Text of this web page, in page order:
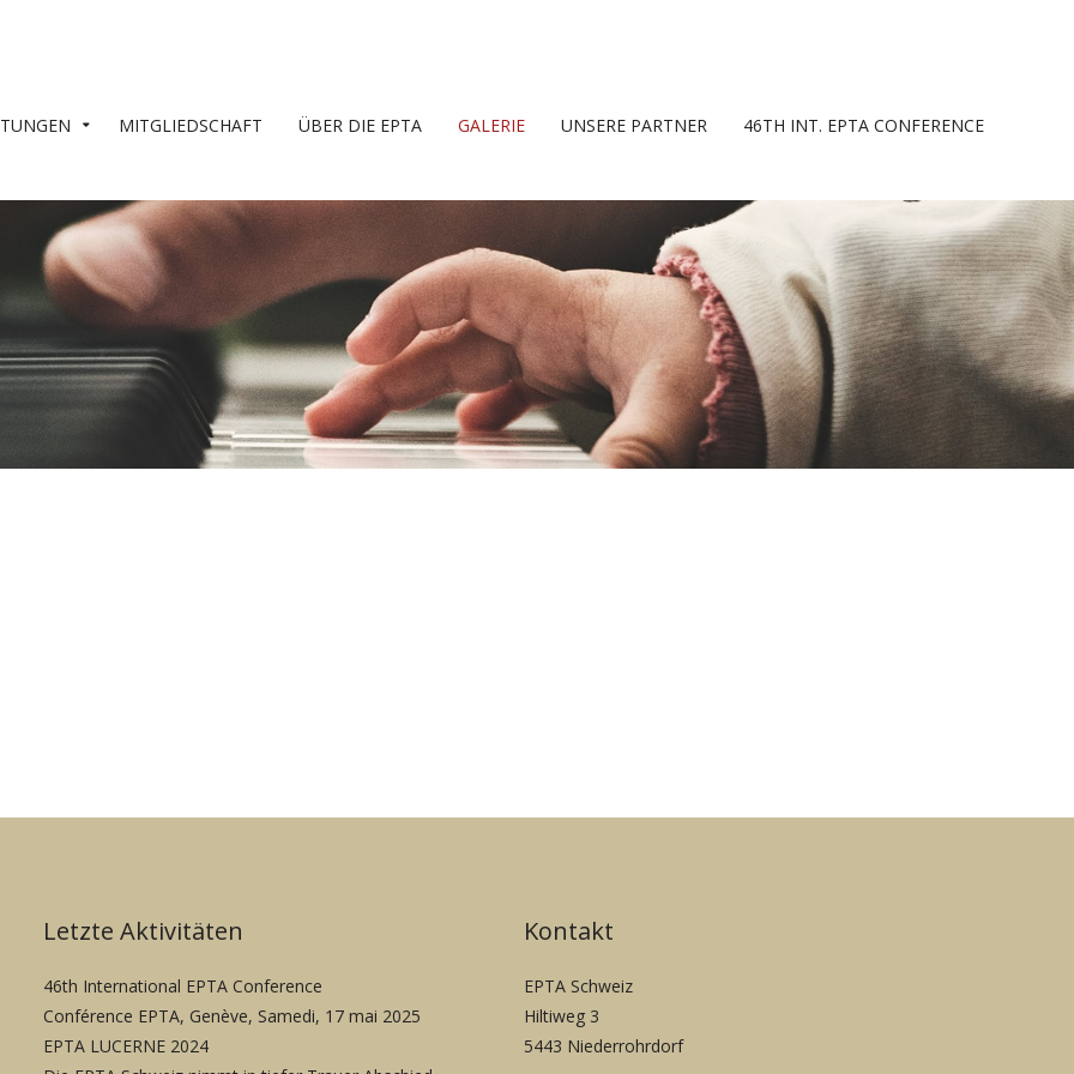
MITGLIEDSCHAFT ÜBER DIE EPTA GALERIE UNSERE PARTNER 46TH INT. EPTA CONFERENCE
Letzte Aktivitäten
46th International EPTA Conference
Conférence EPTA, Genève, Samedi, 17 mai 2025
EPTA LUCERNE 2024
Kontakt
EPTA Schweiz
Hiltiweg 3
5443 Niederrohrdorf